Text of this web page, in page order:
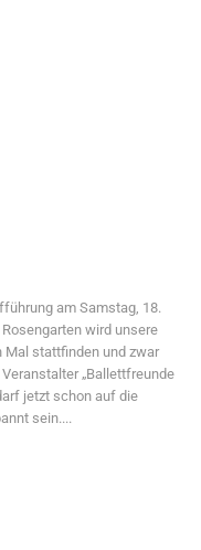
am Samstag, 18.
wird unsere
Mal stattfinden und zwar
„Ballettfreunde
jetzt schon auf die
sein....